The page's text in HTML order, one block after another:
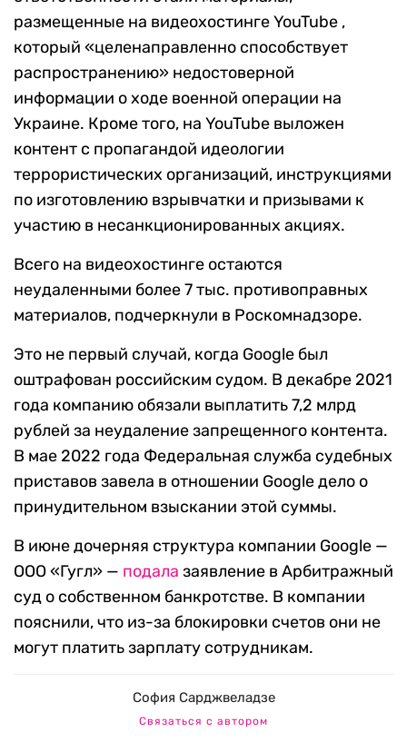
размещенные на видеохостинге YouTube ,
который «целенаправленно способствует
распространению» недостоверной
информации о ходе военной операции на
Украине. Кроме того, на YouTube выложен
контент с пропагандой идеологии
террористических организаций, инструкциями
по изготовлению взрывчатки и призывами к
участию в несанкционированных акциях.
Всего на видеохостинге остаются
неудаленными более 7 тыс. противоправных
материалов, подчеркнули в Роскомнадзоре.
Это не первый случай, когда Google был
оштрафован российским судом. В декабре 2021
года компанию обязали выплатить 7,2 млрд
рублей за неудаление запрещенного контента.
В мае 2022 года Федеральная служба судебных
приставов завела в отношении Google дело о
принудительном взыскании этой суммы.
В июне дочерняя структура компании Google —
ООО «Гугл» — подала заявление в Арбитражный
суд о собственном банкротстве. В компании
пояснили, что из-за блокировки счетов они не
могут платить зарплату сотрудникам.
София Сарджвеладзе
Связаться с автором